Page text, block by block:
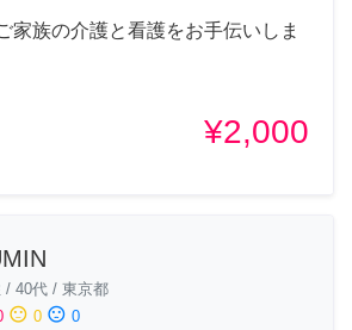
家族の介護と看護をお手伝いしま
¥2,000
/ 40代 / 東京都
sentiment_neutral 0 sentiment_dissatisfied 0